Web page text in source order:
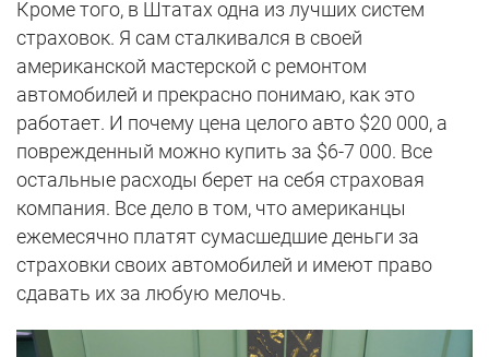
Кроме того, в Штатах одна из лучших систем
страховок. Я сам сталкивался в своей
американской мастерской с ремонтом
автомобилей и прекрасно понимаю, как это
работает. И почему цена целого авто $20 000, а
поврежденный можно купить за $6-7 000. Все
остальные расходы берет на себя страховая
компания. Все дело в том, что американцы
ежемесячно платят сумасшедшие деньги за
страховки своих автомобилей и имеют право
сдавать их за любую мелочь.